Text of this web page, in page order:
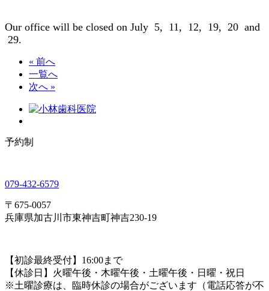
Our office will be closed on July 5, 11, 12, 19, 20 and
29.
« 前へ
一覧へ
次へ »
予約制
079-432-6579
〒675-0057
兵庫県加古川市東神吉町神吉230-19
【初診最終受付】16:00まで
【休診日】火曜午後・木曜午後・土曜午後・日曜・祝日
※土曜診療は、臨時休診の場合がございます（電話応答が不